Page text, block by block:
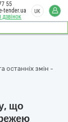
55
tender.ua
UK
останніх змін -
що